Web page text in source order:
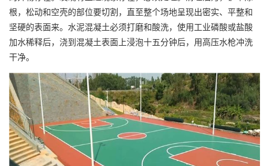
根，松动和空壳的部位要切割，直至整个场地呈现出密实、平整和
坚硬的表面来。水泥混凝土必须打磨和酸洗，使用工业磷酸或盐酸
加水稀释后，浇到混凝土表面上浸泡十五分钟后，用高压水枪冲洗
干净。